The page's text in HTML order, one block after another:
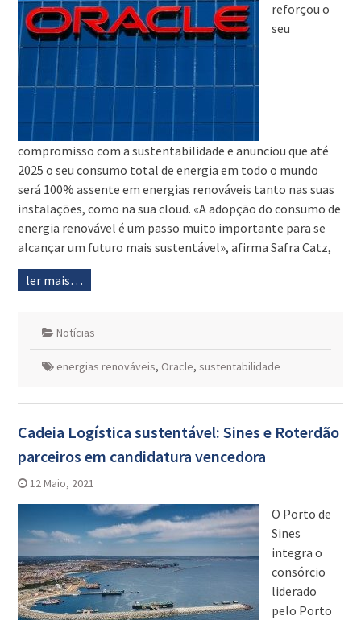
reforçou o
seu
compromisso com a sustentabilidade e anunciou que até
2025 o seu consumo total de energia em todo o mundo
será 100% assente em energias renováveis tanto nas suas
instalações, como na sua cloud. «A adopção do consumo de
energia renovável é um passo muito importante para se
alcançar um futuro mais sustentável», afirma Safra Catz,
ler mais…
Notícias
energias renováveis, Oracle, sustentabilidade
Cadeia Logística sustentável: Sines e Roterdão
parceiros em candidatura vencedora
12 Maio, 2021
O Porto de
Sines
integra o
consórcio
liderado
pelo Porto